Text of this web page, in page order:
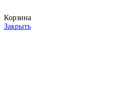
Корзина
Закрыть